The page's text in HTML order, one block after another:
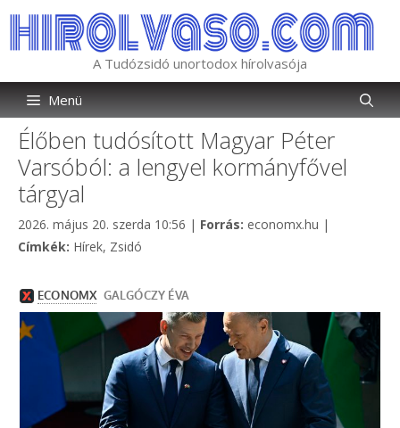
tartalomba
A Tudózsidó unortodox hírolvasója
Menü
Élőben tudósított Magyar Péter
Varsóból: a lengyel kormányfővel
tárgyal
2026. május 20. szerda 10:56 | Forrás: Kategória
economx.hu |
Címkék: Címkék
Hírek, Zsidó